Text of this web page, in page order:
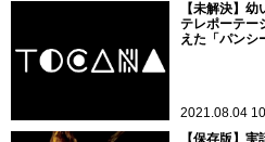
【未解決】
テレポーテー
えた「パンシ
2021.08.04
【保存版】